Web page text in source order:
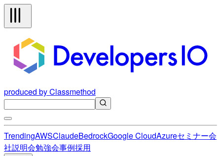
produced by Classmethod
TrendingAWSClaudeBedrockGoogle CloudAzureセミナー会
社説明会勉強会事例採用